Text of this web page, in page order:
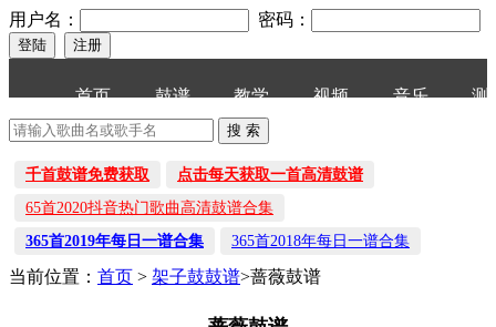
用户名： 密码：
首页 鼓谱 教学 视频 音乐 测
千首鼓谱免费获取
点击每天获取一首高清鼓谱
65首2020抖音热门歌曲高清鼓谱合集
365首2019年每日一谱合集
365首2018年每日一谱合集
当前位置： 首页 > 架子鼓鼓谱>蔷薇鼓谱